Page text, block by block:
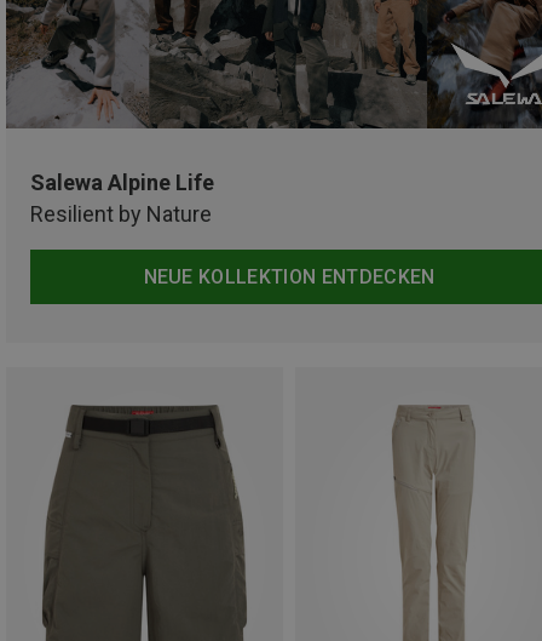
Salewa Alpine Life
Resilient by Nature
NEUE KOLLEKTION ENTDECKEN